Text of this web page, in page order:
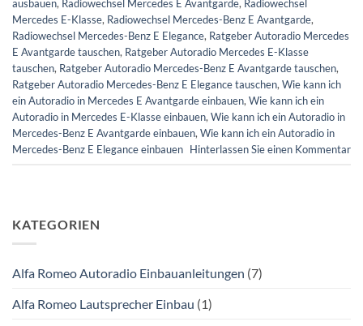
ausbauen, Radiowechsel Mercedes E Avantgarde, Radiowechsel
Mercedes E-Klasse, Radiowechsel Mercedes-Benz E Avantgarde,
Radiowechsel Mercedes-Benz E Elegance, Ratgeber Autoradio Mercedes
E Avantgarde tauschen, Ratgeber Autoradio Mercedes E-Klasse
tauschen, Ratgeber Autoradio Mercedes-Benz E Avantgarde tauschen,
Ratgeber Autoradio Mercedes-Benz E Elegance tauschen, Wie kann ich
ein Autoradio in Mercedes E Avantgarde einbauen, Wie kann ich ein
Autoradio in Mercedes E-Klasse einbauen, Wie kann ich ein Autoradio in
Mercedes-Benz E Avantgarde einbauen, Wie kann ich ein Autoradio in
Mercedes-Benz E Elegance einbauen Hinterlassen Sie einen Kommentar
KATEGORIEN
Alfa Romeo Autoradio Einbauanleitungen (7)
Alfa Romeo Lautsprecher Einbau (1)